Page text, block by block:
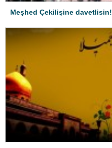
Meşhed Çekilişine davetlisin!